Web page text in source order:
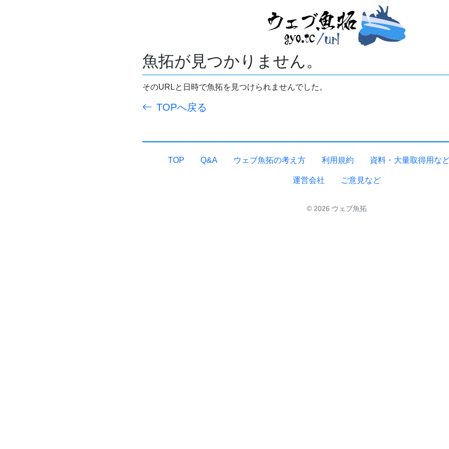
魚拓が見つかりません。
そのURLと日時で魚拓を見つけられませんでした。
TOPへ戻る
TOP Q&A ウェブ魚拓の考え方 利用規約 資料・大量取得用な
運営会社 ご意見など
© 2026 ウェブ魚拓